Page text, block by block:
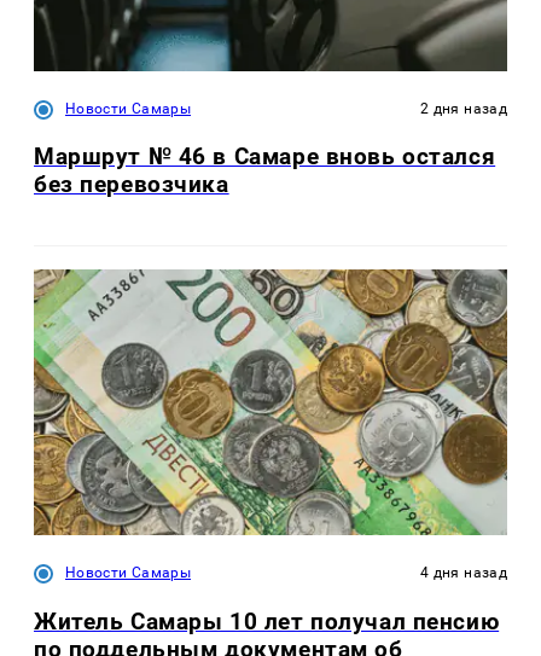
Новости Самары 2 дня назад
Маршрут № 46 в Самаре вновь остался
без перевозчика
Новости Самары 4 дня назад
Житель Самары 10 лет получал пенсию
по поддельным документам об